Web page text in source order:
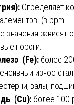
Определяет
(в ppm —
значения зависят
пороги:
(Fe): более
износ
валы,
(Cu): более 100